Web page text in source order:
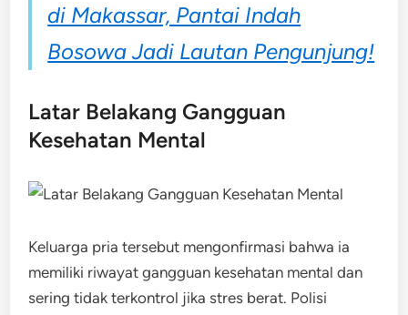
di Makassar, Pantai Indah
Bosowa Jadi Lautan Pengunjung!
Latar Belakang Gangguan
Kesehatan Mental
Keluarga pria tersebut mengonfirmasi bahwa ia
memiliki riwayat gangguan kesehatan mental dan
sering tidak terkontrol jika stres berat. Polisi